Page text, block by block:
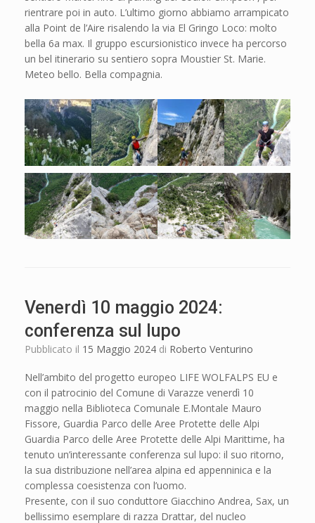
rientrare poi in auto. L’ultimo giorno abbiamo arrampicato
alla Point de l’Aire risalendo la via El Gringo Loco: molto
bella 6a max. Il gruppo escursionistico invece ha percorso
un bel itinerario su sentiero sopra Moustier St. Marie.
Meteo bello. Bella compagnia.
Venerdì 10 maggio 2024:
conferenza sul lupo
Pubblicato il 15 Maggio 2024 di Roberto Venturino
Nell’ambito del progetto europeo LIFE WOLFALPS EU e
con il patrocinio del Comune di Varazze venerdì 10
maggio nella Biblioteca Comunale E.Montale Mauro
Fissore, Guardia Parco delle Aree Protette delle Alpi
Guardia Parco delle Aree Protette delle Alpi Marittime, ha
tenuto un’interessante conferenza sul lupo: il suo ritorno,
la sua distribuzione nell’area alpina ed appenninica e la
complessa coesistenza con l’uomo.
Presente, con il suo conduttore Giacchino Andrea, Sax, un
bellissimo esemplare di razza Drattar, del nucleo